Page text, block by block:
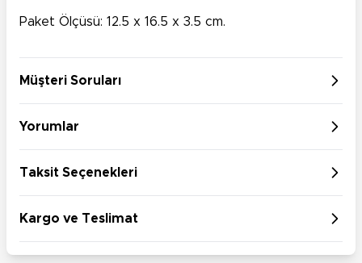
Paket Ölçüsü: 12.5 x 16.5 x 3.5 cm.
Müşteri Soruları
Yorumlar
Taksit Seçenekleri
Kargo ve Teslimat